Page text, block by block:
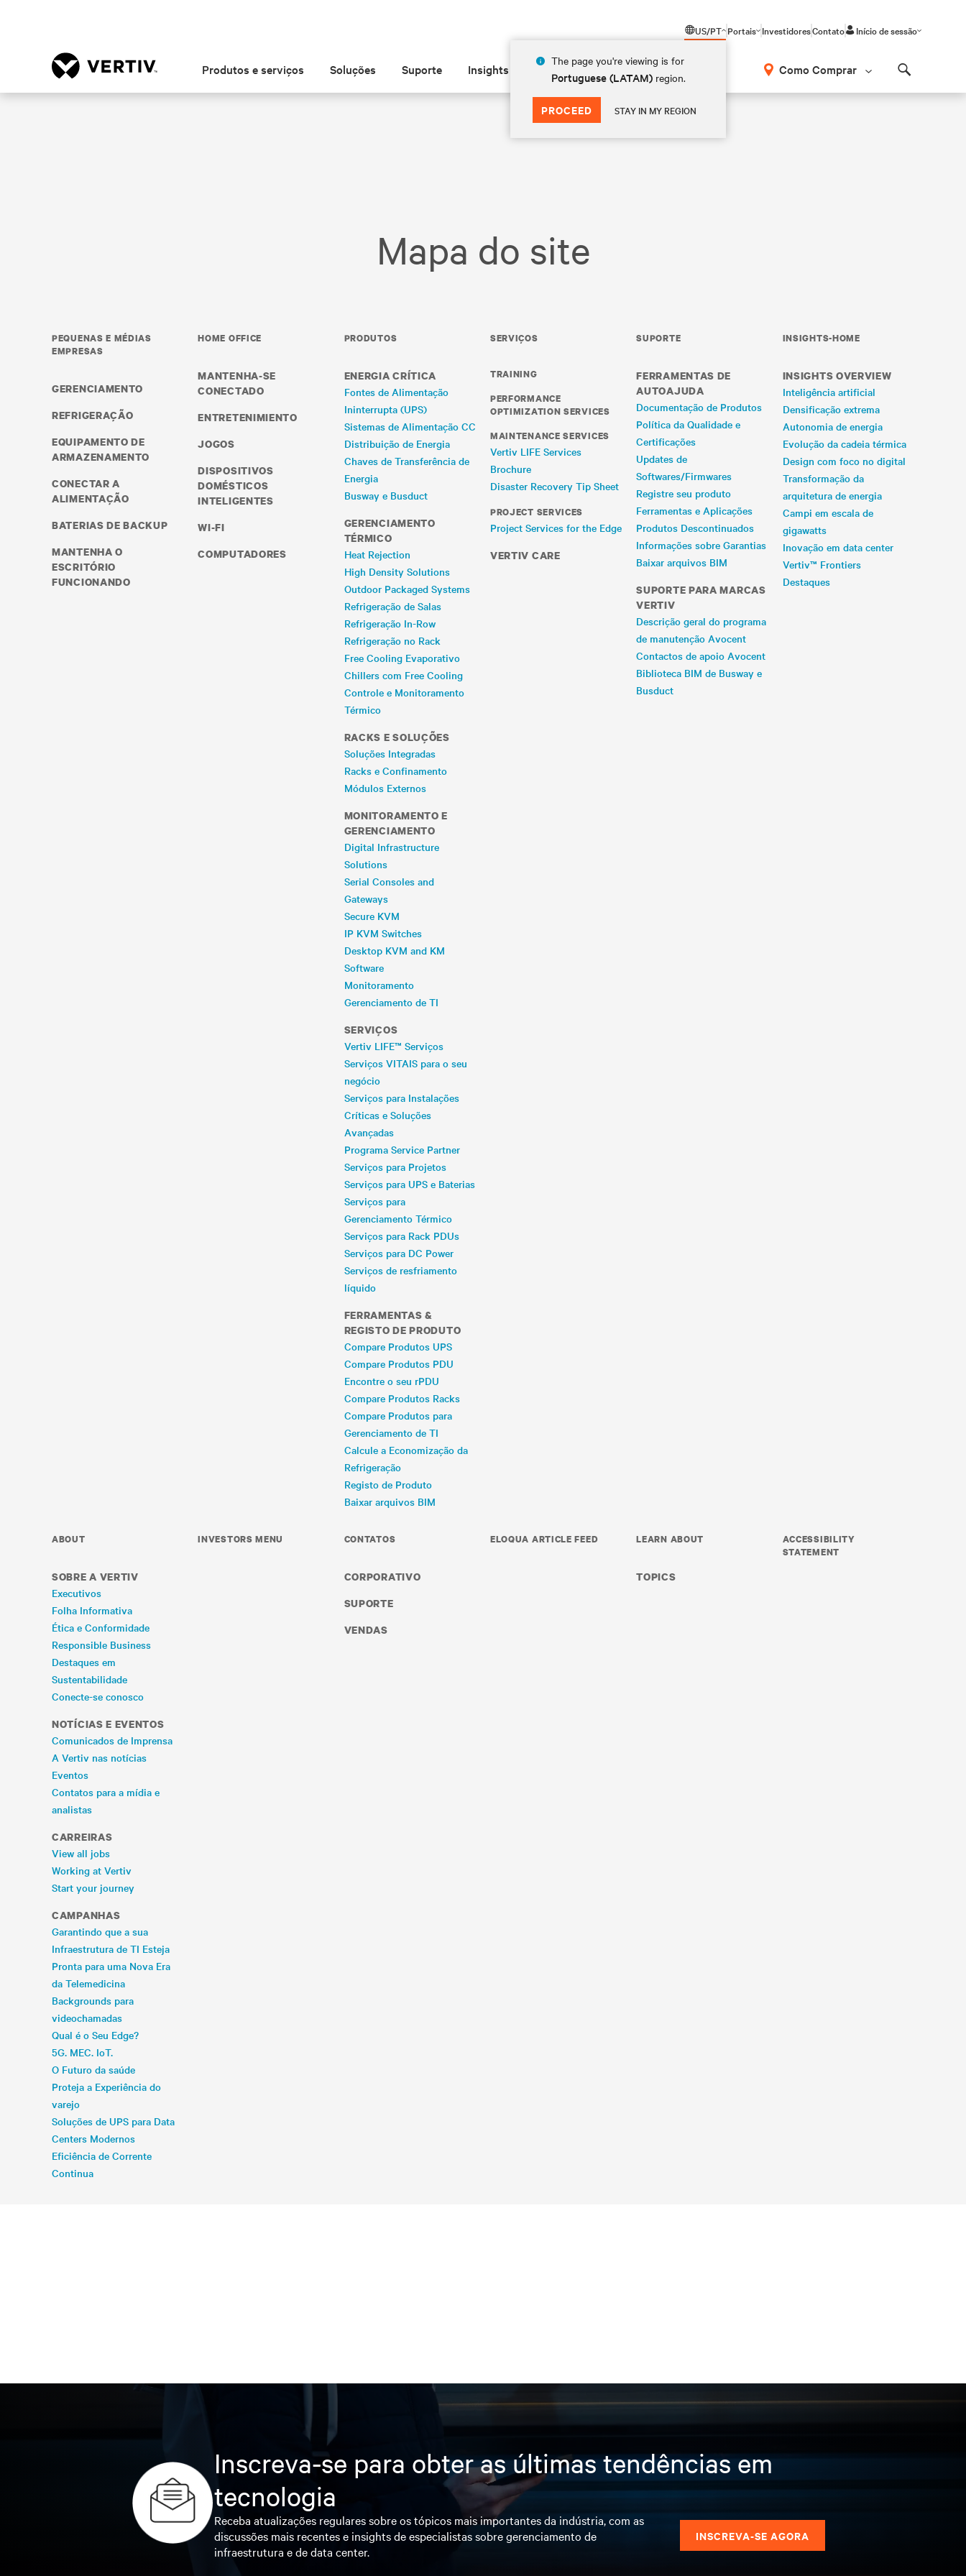
US/PT
The page you're viewing is for
Portuguese (LATAM) region.
PROCEED STAY IN MY REGION
Portais InvestidoresContato Início de sessão
Produtos e serviços Soluções Suporte Insights Sobre Como Comprar
Mapa do site
PEQUENAS E MÉDIAS
EMPRESAS
GERENCIAMENTO
REFRIGERAÇÃO
EQUIPAMENTO DE
ARMAZENAMENTO
CONECTAR A
ALIMENTAÇÃO
BATERIAS DE BACKUP
MANTENHA O
ESCRITÓRIO
FUNCIONANDO
HOME OFFICE
MANTENHA-SE
CONECTADO
ENTRETENIMIENTO
JOGOS
DISPOSITIVOS
DOMÉSTICOS
INTELIGENTES
WI-FI
COMPUTADORES
PRODUTOS
ENERGIA CRÍTICA
Fontes de Alimentação
Ininterrupta (UPS)
Sistemas de Alimentação CC
Distribuição de Energia
Chaves de Transferência de
Energia
Busway e Busduct
GERENCIAMENTO
TÉRMICO
Heat Rejection
High Density Solutions
Outdoor Packaged Systems
Refrigeração de Salas
Refrigeração In-Row
Refrigeração no Rack
Free Cooling Evaporativo
Chillers com Free Cooling
Controle e Monitoramento
Térmico
RACKS E SOLUÇÕES
Soluções Integradas
Racks e Confinamento
Módulos Externos
MONITORAMENTO E
GERENCIAMENTO
Digital Infrastructure
Solutions
Serial Consoles and
Gateways
Secure KVM
IP KVM Switches
Desktop KVM and KM
Software
Monitoramento
Gerenciamento de TI
SERVIÇOS
Vertiv LIFE™ Serviços
Serviços VITAIS para o seu
negócio
Serviços para Instalações
Críticas e Soluções
Avançadas
Programa Service Partner
Serviços para Projetos
Serviços para UPS e Baterias
Serviços para
Gerenciamento Térmico
Serviços para Rack PDUs
Serviços para DC Power
Serviços de resfriamento
líquido
FERRAMENTAS &
REGISTO DE PRODUTO
Compare Produtos UPS
Compare Produtos PDU
Encontre o seu rPDU
Compare Produtos Racks
Compare Produtos para
Gerenciamento de TI
Calcule a Economização da
Refrigeração
Registo de Produto
Baixar arquivos BIM
SERVIÇOS
TRAINING
PERFORMANCE
OPTIMIZATION SERVICES
MAINTENANCE SERVICES
Vertiv LIFE Services
Brochure
Disaster Recovery Tip Sheet
PROJECT SERVICES
Project Services for the Edge
VERTIV CARE
SUPORTE
FERRAMENTAS DE
AUTOAJUDA
Documentação de Produtos
Política da Qualidade e
Certificações
Updates de
Softwares/Firmwares
Registre seu produto
Ferramentas e Aplicações
Produtos Descontinuados
Informações sobre Garantias
Baixar arquivos BIM
SUPORTE PARA MARCAS
VERTIV
Descrição geral do programa
de manutenção Avocent
Contactos de apoio Avocent
Biblioteca BIM de Busway e
Busduct
INSIGHTS-HOME
INSIGHTS OVERVIEW
Inteligência artificial
Densificação extrema
Autonomia de energia
Evolução da cadeia térmica
Design com foco no digital
Transformação da
arquitetura de energia
Campi em escala de
gigawatts
Inovação em data center
Vertiv™ Frontiers
Destaques
ABOUT
SOBRE A VERTIV
Executivos
Folha Informativa
Ética e Conformidade
Responsible Business
Destaques em
Sustentabilidade
Conecte-se conosco
NOTÍCIAS E EVENTOS
Comunicados de Imprensa
A Vertiv nas notícias
Eventos
Contatos para a mídia e
analistas
CARREIRAS
View all jobs
Working at Vertiv
Start your journey
CAMPANHAS
Garantindo que a sua
Infraestrutura de TI Esteja
Pronta para uma Nova Era
da Telemedicina
Backgrounds para
videochamadas
Qual é o Seu Edge?
5G. MEC. IoT.
O Futuro da saúde
Proteja a Experiência do
varejo
Soluções de UPS para Data
Centers Modernos
Eficiência de Corrente
Continua
INVESTORS MENU CONTATOS
CORPORATIVO
SUPORTE
VENDAS
ELOQUA ARTICLE FEED LEARN ABOUT
TOPICS
ACCESSIBILITY
STATEMENT
Inscreva-se para obter as últimas tendências em
tecnologia
Receba atualizações regulares sobre os tópicos mais importantes da indústria, com as
discussões mais recentes e insights de especialistas sobre gerenciamento de
infraestrutura e de data center.
INSCREVA-SE AGORA